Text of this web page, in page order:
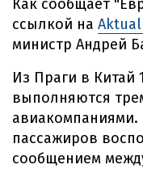
Как сообщает
ссылкой на
министр Андрей
Из Праги в Китай
выполняются
авиакомпаниями.
пассажиров
сообщением